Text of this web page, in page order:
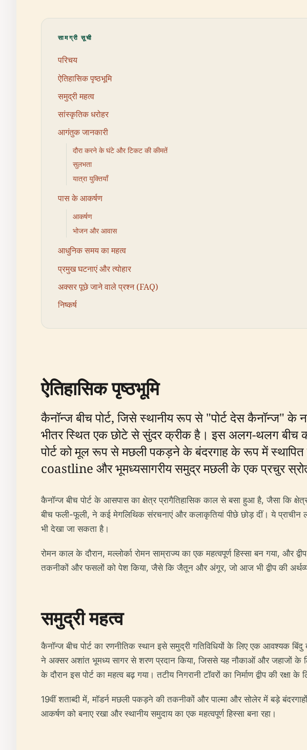
सामग्री सूची
परिचय
ऐतिहासिक पृष्ठभूमि
समुद्री महत्व
सांस्कृतिक धरोहर
आगंतुक जानकारी
दौरा करने के घंटे और टिकट की कीमतें
सुलभता
यात्रा युक्तियाँ
पास के आकर्षण
आकर्षण
भोजन और आवास
आधुनिक समय का महत्व
प्रमुख घटनाएं और त्योहार
अक्सर पूछे जाने वाले प्रश्न (FAQ)
निष्कर्ष
ऐतिहासिक पृष्ठभूमि
कैनॉन्ज बीच पोर्ट, जिसे स्थानीय रूप से "पोर्ट देस कैनॉन्ज" के
भीतर स्थित एक छोटे से सुंदर क्रीक है। इस अलग-थलग बीच
पोर्ट को मूल रूप से मछली पकड़ने के बंदरगाह के रूप में
coastline और भूमध्यसागरीय समुद्र मछली के एक प्रचुर स्रोत
कैनॉन्ज बीच पोर्ट के आसपास का क्षेत्र प्रागैतिहासिक काल से बसा हुआ है, जैसा कि
बीच फली-फूली, ने कई मेगलिथिक संरचनाएं और कलाकृतियां पीछे छोड़ दीं। ये
भी देखा जा सकता है।
रोमन काल के दौरान, मल्लोर्का रोमन साम्राज्य का एक महत्वपूर्ण हिस्सा बन गया, और
तकनीकों और फसलों को पेश किया, जैसे कि जैतून और अंगूर, जो आज भी द्वीप की
समुद्री महत्व
कैनॉन्ज बीच पोर्ट का रणनीतिक स्थान इसे समुद्री गतिविधियों के लिए एक आवश्यक बिंदु
ने अक्सर अशांत भूमध्य सागर से शरण प्रदान किया, जिससे यह नौकाओं और जहाजों के लिए
के दौरान इस पोर्ट का महत्व बढ़ गया। तटीय निगरानी टॉवरों का निर्माण द्वीप की
19वीं शताब्दी में, मॉडर्न मछली पकड़ने की तकनीकों और पाल्मा और सोलेर में बड़े
आकर्षण को बनाए रखा और स्थानीय समुदाय का एक महत्वपूर्ण हिस्सा बना रहा।